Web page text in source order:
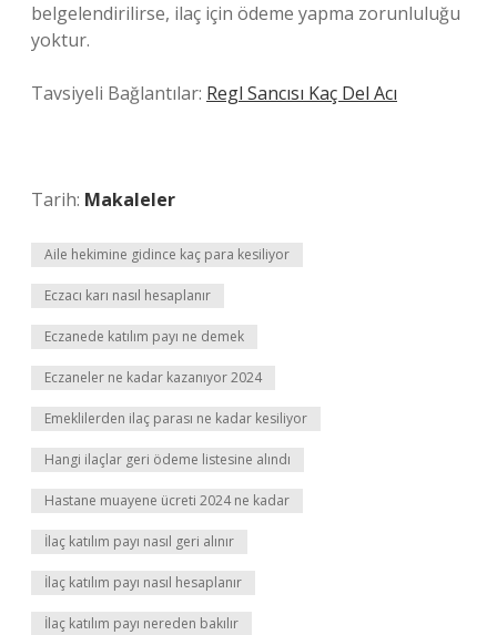
belgelendirilirse, ilaç için ödeme yapma zorunluluğu
yoktur.
Tavsiyeli Bağlantılar: Regl Sancısı Kaç Del Acı
Tarih: Makaleler
Aile hekimine gidince kaç para kesiliyor
Eczacı karı nasıl hesaplanır
Eczanede katılım payı ne demek
Eczaneler ne kadar kazanıyor 2024
Emeklilerden ilaç parası ne kadar kesiliyor
Hangi ilaçlar geri ödeme listesine alındı
Hastane muayene ücreti 2024 ne kadar
İlaç katılım payı nasıl geri alınır
İlaç katılım payı nasıl hesaplanır
İlaç katılım payı nereden bakılır